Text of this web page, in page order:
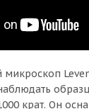
крат. Он